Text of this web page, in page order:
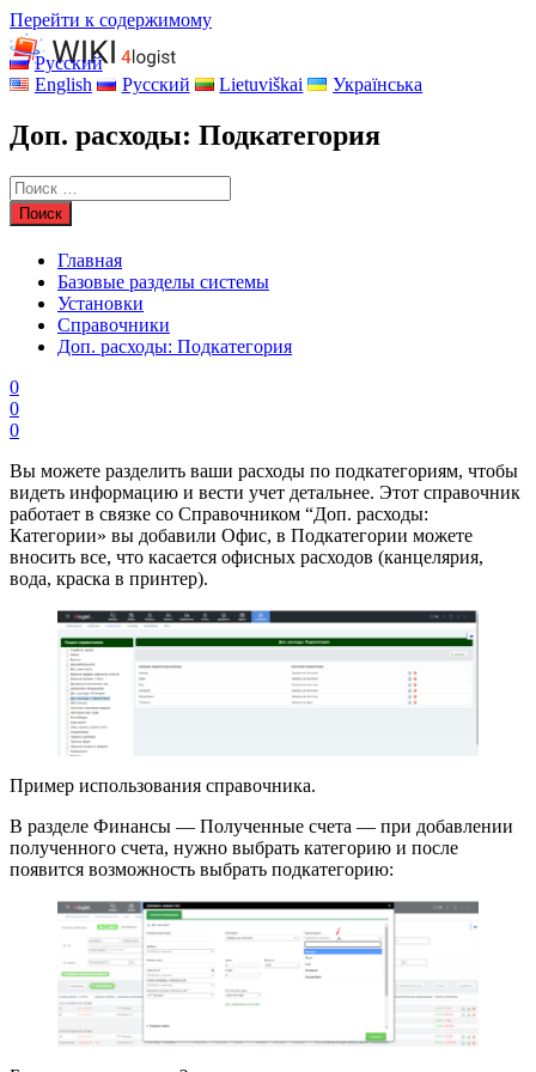
Перейти к содержимому
Русский
English
Русский Lietuviškai Українська
Доп. расходы: Подкатегория
Главная
Базовые разделы системы
Установки
Справочники
Доп. расходы: Подкатегория
0
0
0
Вы можете разделить ваши расходы по подкатегориям, чтобы
видеть информацию и вести учет детальнее. Этот справочник
работает в связке со Справочником “Доп. расходы:
Категории» вы добавили Офис, в Подкатегории можете
вносить все, что касается офисных расходов (канцелярия,
вода, краска в принтер).
Пример использования справочника.
В разделе Финансы — Полученные счета — при добавлении
полученного счета, нужно выбрать категорию и после
появится возможность выбрать подкатегорию: